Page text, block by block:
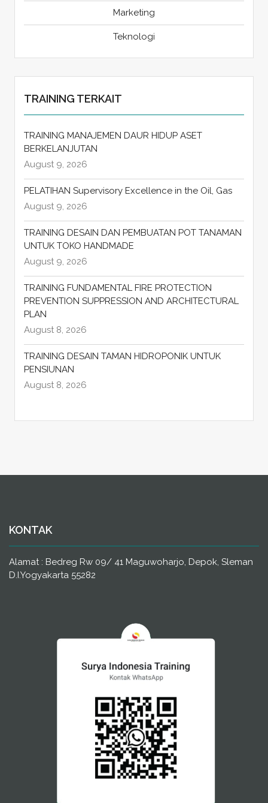
Marketing
Teknologi
TRAINING TERKAIT
TRAINING MANAJEMEN DAUR HIDUP ASET
BERKELANJUTAN
August 9, 2026
PELATIHAN Supervisory Excellence in the Oil, Gas
August 9, 2026
TRAINING DESAIN DAN PEMBUATAN POT TANAMAN
UNTUK TOKO HANDMADE
August 9, 2026
TRAINING FUNDAMENTAL FIRE PROTECTION
PREVENTION SUPPRESSION AND ARCHITECTURAL
PLAN
August 8, 2026
TRAINING DESAIN TAMAN HIDROPONIK UNTUK
PENSIUNAN
August 8, 2026
KONTAK
Alamat : Bedreg Rw 09/ 41 Maguwoharjo, Depok, Sleman
D.I.Yogyakarta 55282